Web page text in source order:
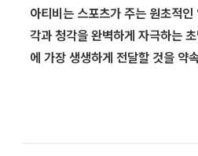
아티비는 스포츠가 주는 원초적
각과 청각을 완벽하게 자극하는
에 가장 생생하게 전달할 것을 약